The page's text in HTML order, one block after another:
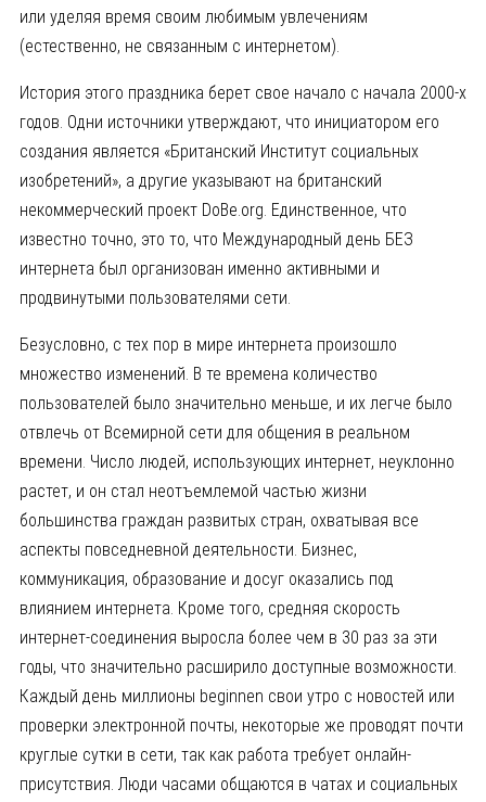
или уделяя время своим любимым увлечениям
(естественно, не связанным с интернетом).
История этого праздника берет свое начало с начала 2000-х
годов. Одни источники утверждают, что инициатором его
создания является «Британский Институт социальных
изобретений», а другие указывают на британский
некоммерческий проект DoBe.org. Единственное, что
известно точно, это то, что Международный день БЕЗ
интернета был организован именно активными и
продвинутыми пользователями сети.
Безусловно, с тех пор в мире интернета произошло
множество изменений. В те времена количество
пользователей было значительно меньше, и их легче было
отвлечь от Всемирной сети для общения в реальном
времени. Число людей, использующих интернет, неуклонно
растет, и он стал неотъемлемой частью жизни
большинства граждан развитых стран, охватывая все
аспекты повседневной деятельности. Бизнес,
коммуникация, образование и досуг оказались под
влиянием интернета. Кроме того, средняя скорость
интернет-соединения выросла более чем в 30 раз за эти
годы, что значительно расширило доступные возможности.
Каждый день миллионы beginnen свои утро с новостей или
проверки электронной почты, некоторые же проводят почти
круглые сутки в сети, так как работа требует онлайн-
присутствия. Люди часами общаются в чатах и социальных